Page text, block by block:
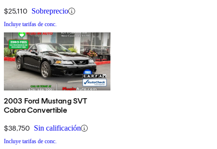
$25,110 Sobreprecio
Incluye tarifas de conc.
2003 Ford Mustang SVT
Cobra Convertible
$38,750 Sin calificación
Incluye tarifas de conc.